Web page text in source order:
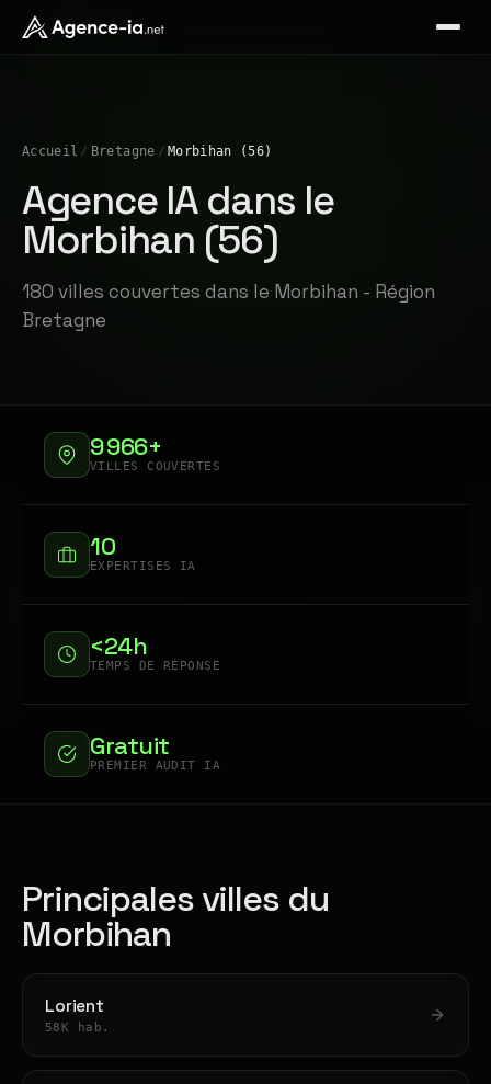
Accueil / Bretagne / Morbihan (56)
Agence IA dans le
Morbihan (56)
180 villes couvertes dans le Morbihan - Région
Bretagne
9 966+
VILLES COUVERTES
10
EXPERTISES IA
<24h
TEMPS DE RÉPONSE
Gratuit
PREMIER AUDIT IA
Principales villes du
Morbihan
Lorient
58K hab.